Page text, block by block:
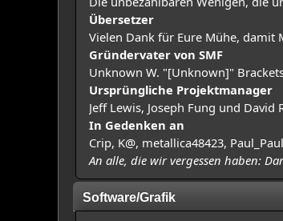
Übersetzer
Vielen Dank für Eure Mühe, damit
Gründervater von SMF
Unknown W. "[Unknown]"
Ursprüngliche Projektmanager
Jeff Lewis, Joseph Fung und David
In Gedenken an
Crip, K@, metallica48423,
An alle, die wir vergessen haben:
Software/Grafik